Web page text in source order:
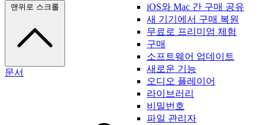
iOS와 Mac 간 구매 공유
새 기기에서 구매 복원
무료로 프리미엄 체험
구매
소프트웨어 업데이트
새로운 기능
오디오 플레이어
라이브러리
비밀번호
파일 관리자
맨위로 스크롤
문서